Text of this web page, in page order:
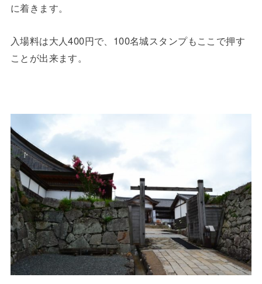
に着きます。
入場料は大人400円で、100名城スタンプもここで押す
ことが出来ます。